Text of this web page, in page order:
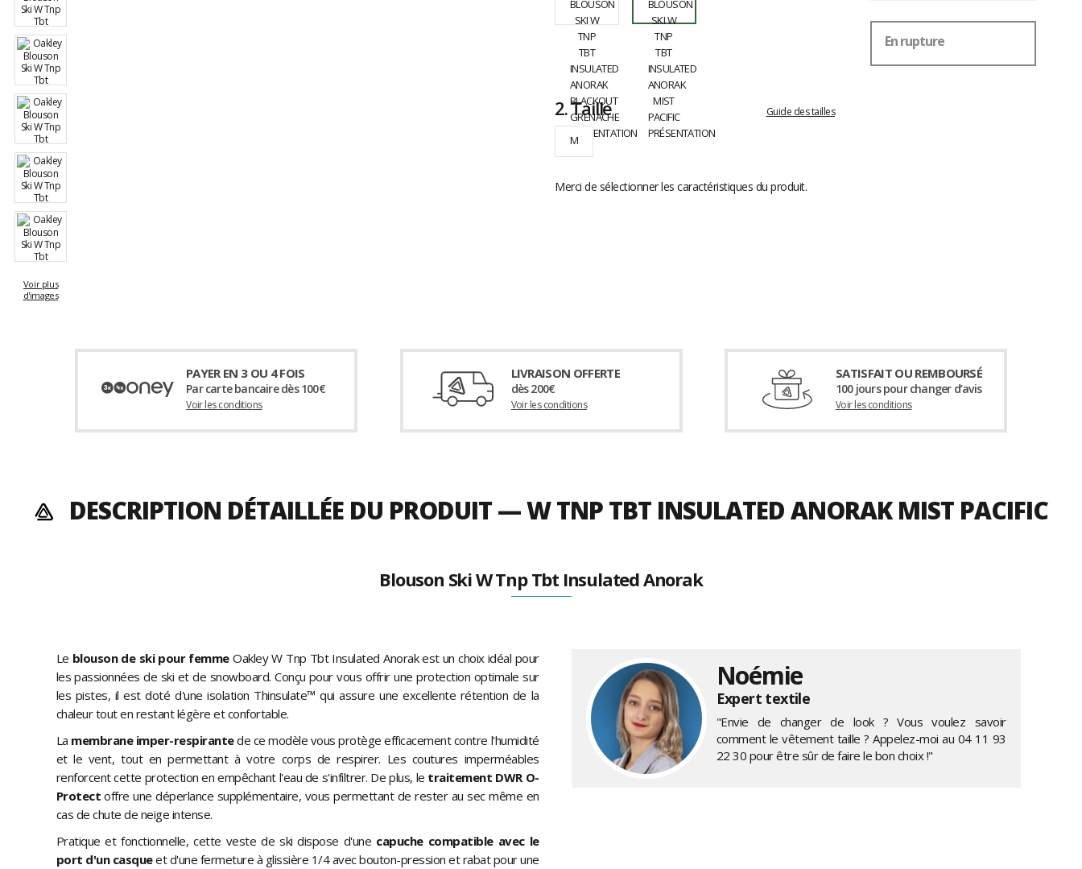
Voir plus
d'images
2.Taille Guide des tailles
M
Merci de sélectionner les caractéristiques du produit.
En rupture
PAYER EN 3 OU 4 FOIS
Par carte bancaire dès 100€
Voir les conditions
LIVRAISON OFFERTE
dès 200€
Voir les conditions
SATISFAIT OU REMBOURSÉ
100 jours pour changer d’avis
Voir les conditions
DESCRIPTION DÉTAILLÉE DU PRODUIT — W TNP TBT INSULATED ANORAK MIST PACIFIC
Blouson Ski W Tnp Tbt Insulated Anorak
Le blouson de ski pour femmeOakley W Tnp Tbt Insulated Anorak est un choix idéal pour
les passionnées de ski et de snowboard. Conçu pour vous offrir une protection optimale sur
les pistes, il est doté d'une isolation Thinsulate™ qui assure une excellente rétention de la
chaleur tout en restant légère et confortable.
La membrane imper-respirantede ce modèle vous protège efficacement contre l'humidité
et le vent, tout en permettant à votre corps de respirer. Les coutures imperméables
renforcent cette protection en empêchant l'eau de s'infiltrer. De plus, le traitement DWR O-
Protectoffre une déperlance supplémentaire, vous permettant de rester au sec même en
cas de chute de neige intense.
Pratique et fonctionnelle, cette veste de ski dispose d'une capuche compatible avec le
port d'un casqueet d'une fermeture à glissière 1/4 avec bouton-pression et rabat pour une
Noémie
Expert textile
"Envie de changer de look ? Vous voulez savoir
comment le vêtement taille ? Appelez-moi au 04 11 93
22 30 pour être sûr de faire le bon choix !"